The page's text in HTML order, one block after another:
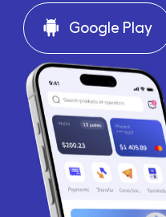
Google Play